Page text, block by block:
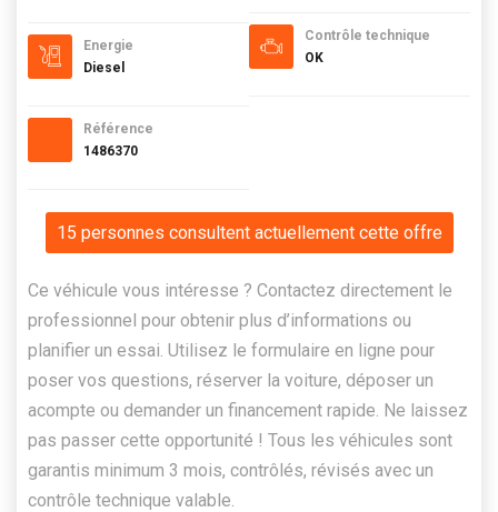
Energie
Diesel
Référence
1486370
Contrôle technique
OK
15 personnes consultent actuellement cette offre
Ce véhicule vous intéresse ? Contactez directement le
professionnel pour obtenir plus d’informations ou
planifier un essai. Utilisez le formulaire en ligne pour
poser vos questions, réserver la voiture, déposer un
acompte ou demander un financement rapide. Ne laissez
pas passer cette opportunité ! Tous les véhicules sont
garantis minimum 3 mois, contrôlés, révisés avec un
contrôle technique valable.